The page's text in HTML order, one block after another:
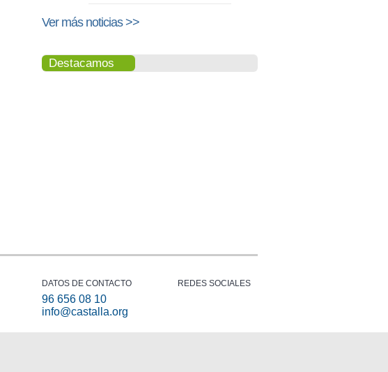
Ver más noticias >>
Destacamos
DATOS DE CONTACTO
96 656 08 10
info@castalla.org
REDES SOCIALES